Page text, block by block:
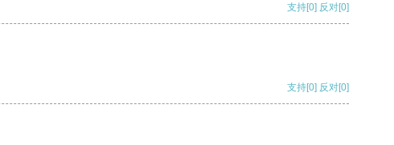
支持[0] 反对[0]
支持[0] 反对[0]